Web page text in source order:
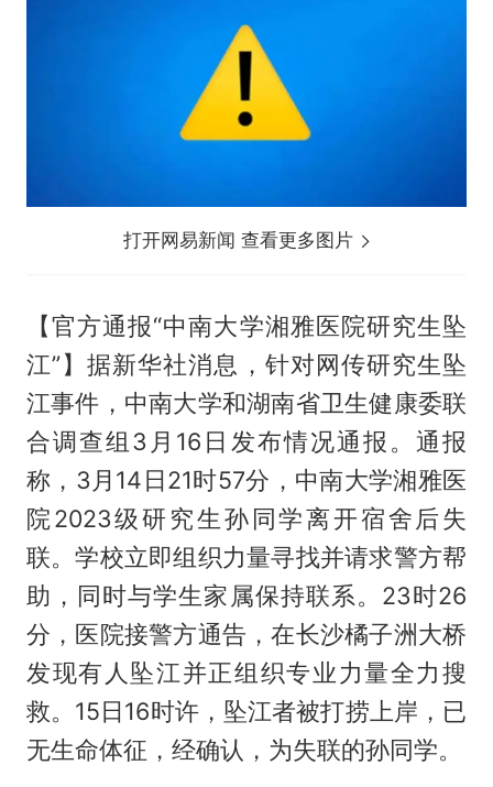
打开网易新闻 查看更多图片
【官方通报“中南大学湘雅医院研究生坠
江”】据新华社消息，针对网传研究生坠
江事件，中南大学和湖南省卫生健康委联
合调查组3月16日发布情况通报。通报
称，3月14日21时57分，中南大学湘雅医
院2023级研究生孙同学离开宿舍后失
联。学校立即组织力量寻找并请求警方帮
助，同时与学生家属保持联系。23时26
分，医院接警方通告，在长沙橘子洲大桥
发现有人坠江并正组织专业力量全力搜
救。15日16时许，坠江者被打捞上岸，已
无生命体征，经确认，为失联的孙同学。